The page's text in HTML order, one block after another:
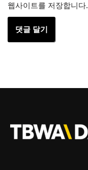
웹사이트를 저장합니다.